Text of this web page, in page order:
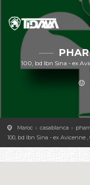
100, bd Ibn Sina - ex
Maroc casablanca
100, bd Ibn Sina - ex Avicenne ,